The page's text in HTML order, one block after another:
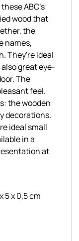
ABC's
wood that
the
names,
They're ideal
great eye-
The
feel.
the wooden
decorations.
ideal small
in a
at
5 x 0,5 cm